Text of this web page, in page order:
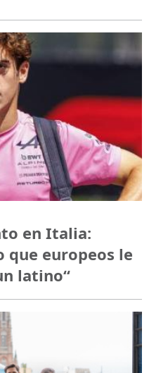
en Italia:
que europeos le
latino“